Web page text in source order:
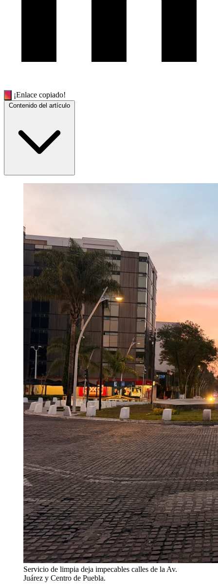
¡Enlace copiado!
Contenido del artículo
Servicio de limpia deja impecables calles de la Av.
Juárez y Centro de Puebla.